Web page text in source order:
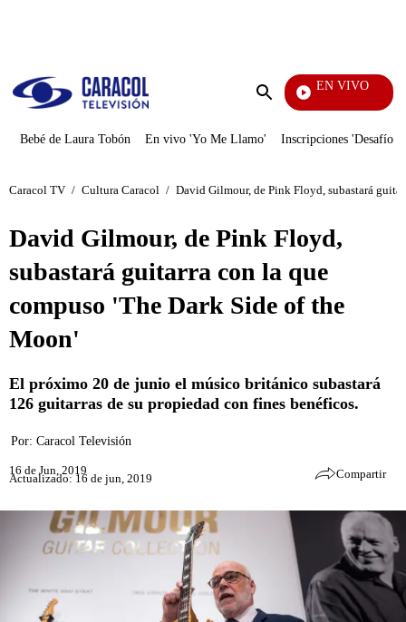
Enviar
EN VIVO
Bebé de Laura Tobón En vivo 'Yo Me Llamo' Inscripciones 'Desafío'
Caracol TV / Cultura Caracol / David Gilmour, de Pink Floyd, subastará
David Gilmour, de Pink Floyd,
subastará guitarra con la que
compuso 'The Dark Side of the
Moon'
El próximo 20 de junio el músico británico subastará
126 guitarras de su propiedad con fines benéficos.
Por: Caracol Televisión
16 de Jun, 2019
Actualizado: 16 de jun, 2019 Compartir